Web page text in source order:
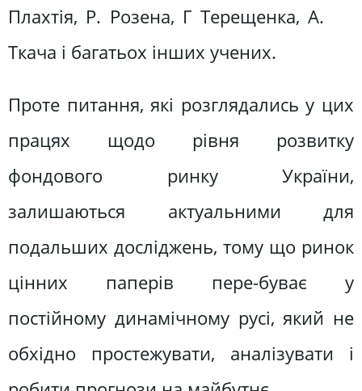
Плахтія, Р. Розена, Г Терещенка, А.
Ткача і багатьох інших учених.
Проте питання, які розглядались у цих
працях щодо рівня розвитку
фондового ринку України,
залишаються актуальними для
подальших досліджень, тому що ринок
цінних паперів пере-буває у
постійному динамічному русі, який не
обхідно простежувати, аналізувати і